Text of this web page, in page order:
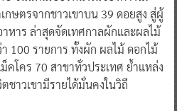
กษตรจากชาวเขาบน 39 ดอยสูง สู่ผู้
หาร ล่าสุดจัดเทศกาลผักและผลไม้
100 รายการ ทั้งผัก ผลไม้ ดอกไม้
โคร 70 สาขาทั่วประเทศ ย้ำแหล่ง
าวเขามีรายได้มั่นคงในวิถี